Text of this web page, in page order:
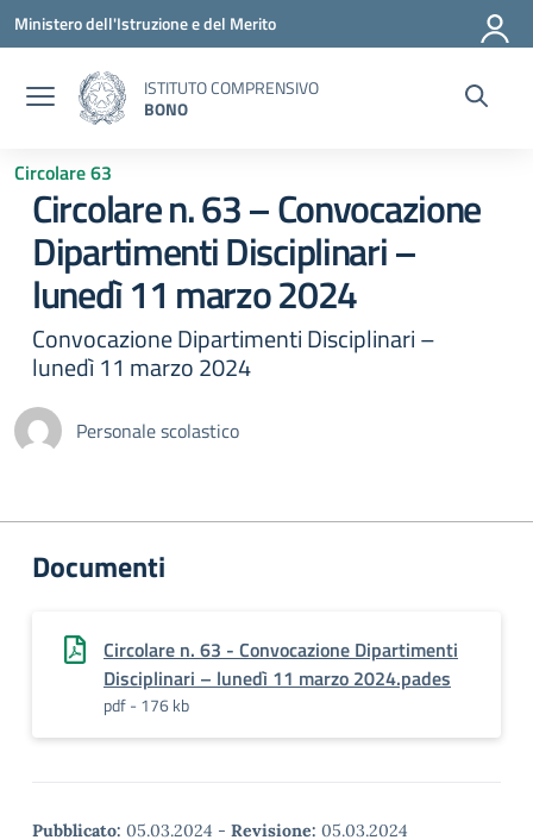
Vai ai contenuti
Vai al menu di navigazione
Vai al footer
Ministero dell'Istruzione e del Merito
ISTITUTO COMPRENSIVO
BONO
Circolare 63
Circolare n. 63 – Convocazione
Dipartimenti Disciplinari –
lunedì 11 marzo 2024
Convocazione Dipartimenti Disciplinari –
lunedì 11 marzo 2024
Personale scolastico
Documenti
Circolare n. 63 - Convocazione Dipartimenti
Disciplinari – lunedì 11 marzo 2024.pades
pdf - 176 kb
Pubblicato: 05.03.2024 - Revisione: 05.03.2024